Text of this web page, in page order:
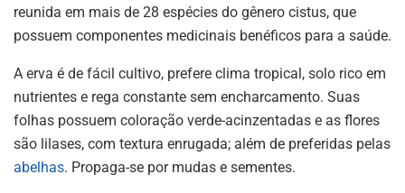
reunida em mais de 28 espécies do gênero cistus, que
possuem componentes medicinais benéficos para a saúde.
A erva é de fácil cultivo, prefere clima tropical, solo rico em
nutrientes e rega constante sem encharcamento. Suas
folhas possuem coloração verde-acinzentadas e as flores
são lilases, com textura enrugada; além de preferidas pelas
abelhas. Propaga-se por mudas e sementes.